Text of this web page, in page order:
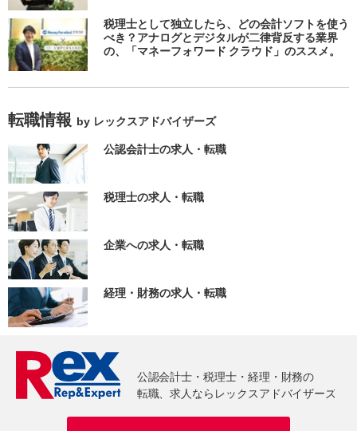
税理士として独立したら、どの会計ソフトを使う
べき？アナログとデジタルが二律背反する業界
の、「マネーフォワード クラウド」のススメ。
転職情報 by レックスアドバイザーズ
公認会計士の求人・転職
税理士の求人・転職
企業への求人・転職
経理・財務の求人・転職